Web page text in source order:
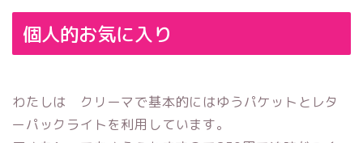
個人的お気に入り
わたしは クリーマで基本的にはゆうパケットとレタ
ーパックライトを利用しています。